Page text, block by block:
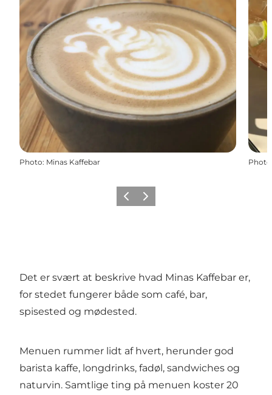
Photo: Minas Kaffebar Photo
Previous
Next
Det er svært at beskrive hvad Minas Kaffebar er,
for stedet fungerer både som café, bar,
spisested og mødested.
Menuen rummer lidt af hvert, herunder god
barista kaffe, longdrinks, fadøl, sandwiches og
naturvin. Samtlige ting på menuen koster 20